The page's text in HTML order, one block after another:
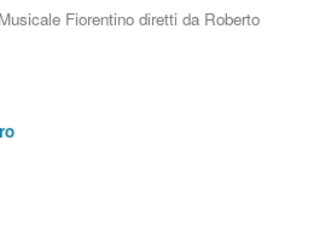
Fiorentino diretti da Roberto